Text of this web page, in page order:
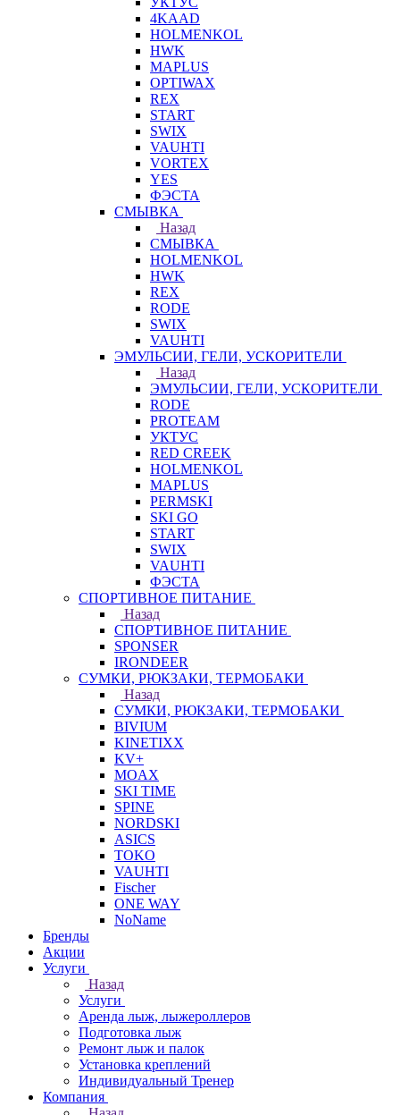
4KAAD
HOLMENKOL
HWK
MAPLUS
OPTIWAX
REX
START
SWIX
VAUHTI
VORTEX
YES
ФЭСТА
СМЫВКА
Назад
СМЫВКА
HOLMENKOL
HWK
REX
RODE
SWIX
VAUHTI
ЭМУЛЬСИИ, ГЕЛИ, УСКОРИТЕЛИ
Назад
ЭМУЛЬСИИ, ГЕЛИ, УСКОРИТЕЛИ
RODE
PROTEAM
УКТУС
RED CREEK
HOLMENKOL
MAPLUS
PERMSKI
SKI GO
START
SWIX
VAUHTI
ФЭСТА
СПОРТИВНОЕ ПИТАНИЕ
Назад
СПОРТИВНОЕ ПИТАНИЕ
SPONSER
IRONDEER
СУМКИ, РЮКЗАКИ, ТЕРМОБАКИ
Назад
СУМКИ, РЮКЗАКИ, ТЕРМОБАКИ
BIVIUM
KINETIXX
KV+
MOAX
SKI TIME
SPINE
NORDSKI
ASICS
TOKO
VAUHTI
Fischer
ONE WAY
NoName
Бренды
Акции
Услуги
Назад
Услуги
Аренда лыж, лыжероллеров
Подготовка лыж
Ремонт лыж и палок
Установка креплений
Индивидуальный Тренер
Компания